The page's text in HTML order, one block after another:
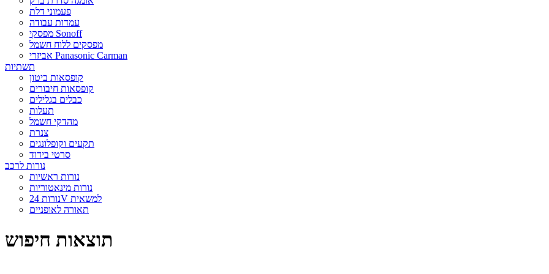
פעמוני דלת
עמדות עבודה
מפסקי Sonoff
מפסקים ללוח חשמל
אביזרי Panasonic Carman
תשתיות
קופסאות ביטון
קופסאות חיבורים
כבלים בגלילים
תעלות
מהדקי חשמל
צנרת
תקעים וקופלונגים
סרטי בידוד
נורות לרכב
נורות ראשיות
נורות מינאטוריות
נורות 24V למשאית
תאורה לאופניים
תוצאות חיפוש